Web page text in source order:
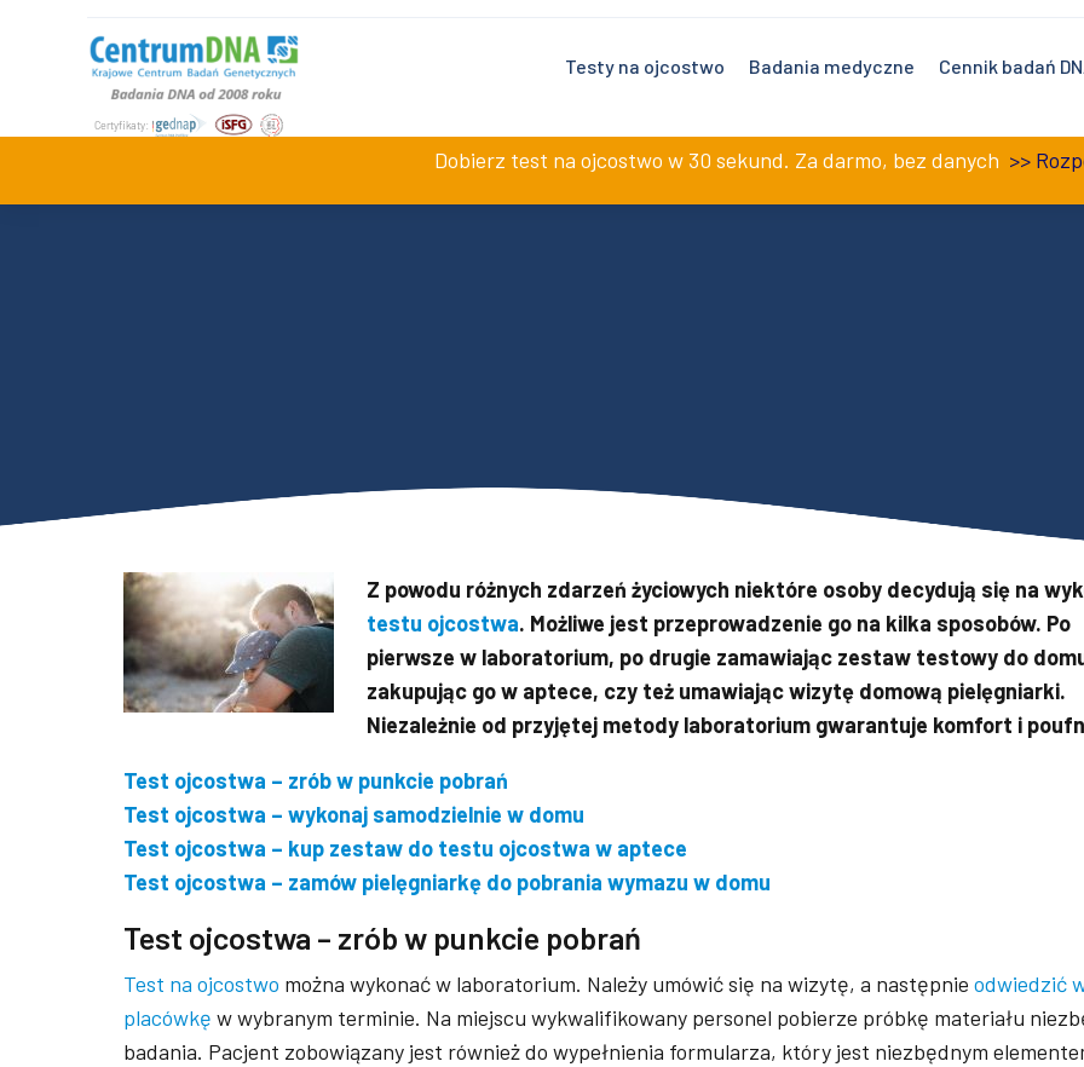
Testy na ojcostwo Badania medyczne Cennik badań
Dobierz test na ojcostwo w 30 sekund. Za darmo, bez danych >>
Z powodu różnych zdarzeń życiowych niektóre osoby decydują się na
testu ojcostwa. Możliwe jest przeprowadzenie go na kilka sposobów. Po
pierwsze w laboratorium, po drugie zamawiając zestaw testowy do
zakupując go w aptece, czy też umawiając wizytę domową pielęgniarki.
Niezależnie od przyjętej metody laboratorium gwarantuje komfort i
Test ojcostwa – zrób w punkcie pobrań
Test ojcostwa – wykonaj samodzielnie w domu
Test ojcostwa – kup zestaw do testu ojcostwa w aptece
Test ojcostwa – zamów pielęgniarkę do pobrania wymazu w domu
Test ojcostwa – zrób w punkcie pobrań
Test na ojcostwo można wykonać w laboratorium. Należy umówić się na wizytę, a następnie odwiedzić
placówkę w wybranym terminie. Na miejscu wykwalifikowany personel pobierze próbkę materiału
badania. Pacjent zobowiązany jest również do wypełnienia formularza, który jest niezbędnym